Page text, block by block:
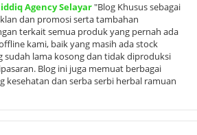
Agency Selayar"Blog Khusus sebagai
dan promosi serta tambahan
terkait semua produk yang pernah ada
kami, baik yang masih ada stock
sudah lama kosong dan tidak diproduksi
Blog ini juga memuat berbagai
kesehatan dan serba serbi herbal ramuan